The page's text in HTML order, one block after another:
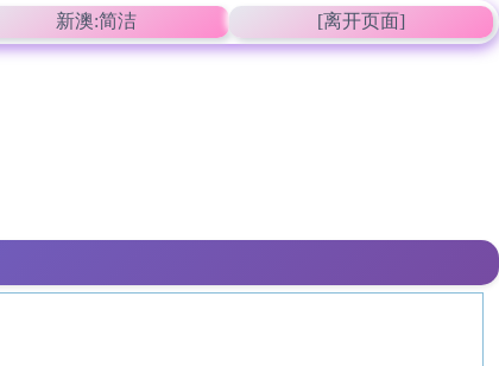
新澳:简洁 [离开页面]